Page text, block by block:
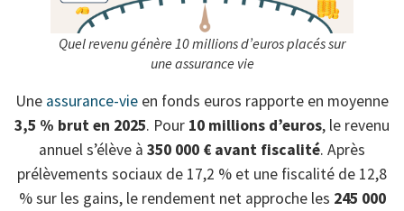
Quel revenu génère 10 millions d’euros placés sur
une assurance vie
Une assurance-vie en fonds euros rapporte en moyenne
3,5 % brut en 2025. Pour 10 millions d’euros, le revenu
annuel s’élève à 350 000 € avant fiscalité. Après
prélèvements sociaux de 17,2 % et une fiscalité de 12,8
% sur les gains, le rendement net approche les 245 000